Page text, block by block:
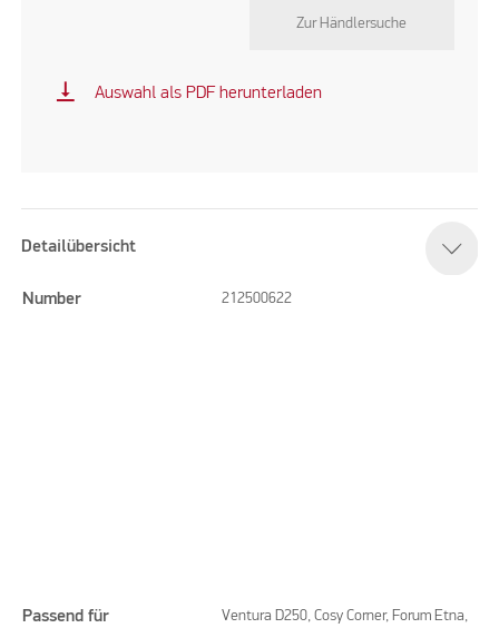
Zur Händlersuche
vertical_align_bottom Auswahl als PDF herunterladen
Detailübersicht
Number 212500622
Passend für
Ventura D250, Cosy Corner, Forum Etna,